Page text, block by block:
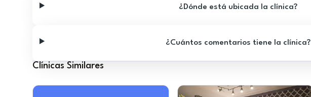
¿Dónde está ubicada la clínica?
¿Cuántos comentarios tiene la clínica?
Clínicas Similares